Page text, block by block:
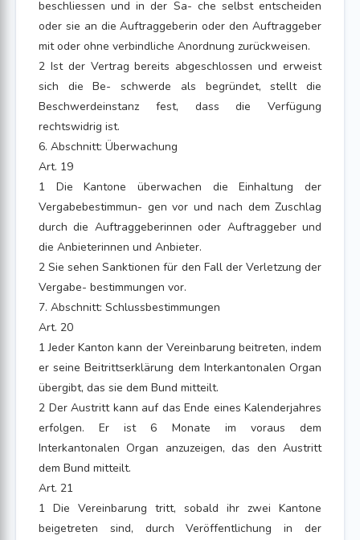
beschliessen und in der Sa- che selbst entscheiden
oder sie an die Auftraggeberin oder den Auftraggeber
mit oder ohne verbindliche Anordnung zurückweisen.
2 Ist der Vertrag bereits abgeschlossen und erweist
sich die Be- schwerde als begründet, stellt die
Beschwerdeinstanz fest, dass die Verfügung
rechtswidrig ist.
6. Abschnitt: Überwachung
Art. 19
1 Die Kantone überwachen die Einhaltung der
Vergabebestimmun- gen vor und nach dem Zuschlag
durch die Auftraggeberinnen oder Auftraggeber und
die Anbieterinnen und Anbieter.
2 Sie sehen Sanktionen für den Fall der Verletzung der
Vergabe- bestimmungen vor.
7. Abschnitt: Schlussbestimmungen
Art. 20
1 Jeder Kanton kann der Vereinbarung beitreten, indem
er seine Beitrittserklärung dem Interkantonalen Organ
übergibt, das sie dem Bund mitteilt.
2 Der Austritt kann auf das Ende eines Kalenderjahres
erfolgen. Er ist 6 Monate im voraus dem
Interkantonalen Organ anzuzeigen, das den Austritt
dem Bund mitteilt.
Art. 21
1 Die Vereinbarung tritt, sobald ihr zwei Kantone
beigetreten sind, durch Veröffentlichung in der